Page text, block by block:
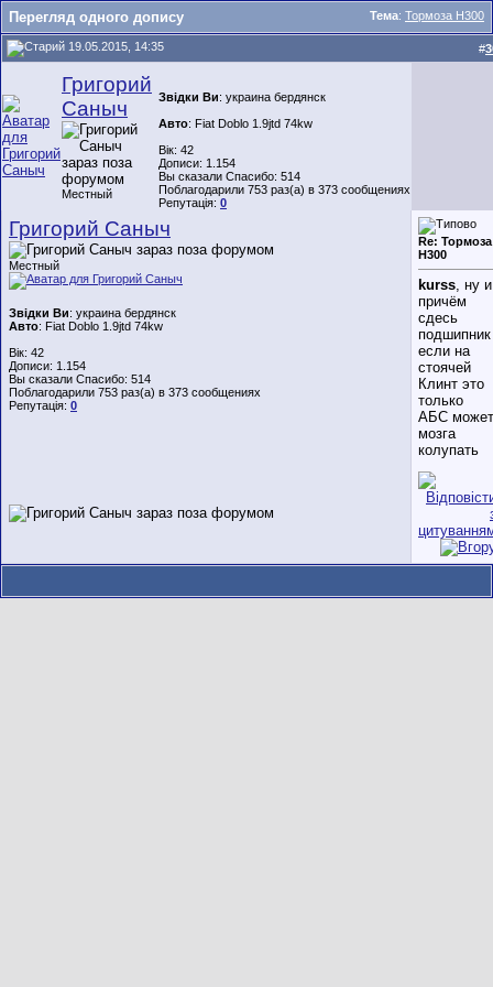
Тема: Тормоза Н300
Перегляд одного допису
19.05.2015, 14:35 #
Григорий
Саныч
Местный
Звідки Ви: украина бердянск
Авто: Fiat Doblo 1.9jtd 74kw
Вік: 42
Дописи: 1.154
Вы сказали Спасибо: 514
Поблагодарили 753 раз(а) в 373 сообщениях
Репутація: 0
Григорий Саныч
Местный
Звідки Ви: украина бердянск
Авто: Fiat Doblo 1.9jtd 74kw
Вік: 42
Дописи: 1.154
Вы сказали Спасибо: 514
Поблагодарили 753 раз(а) в 373 сообщениях
Репутація: 0
Re: Тормоза
Н300
kurss, ну и
причём
сдесь
подшипник
если на
стоячей
Клинт это
только
АБС может
мозга
колупать